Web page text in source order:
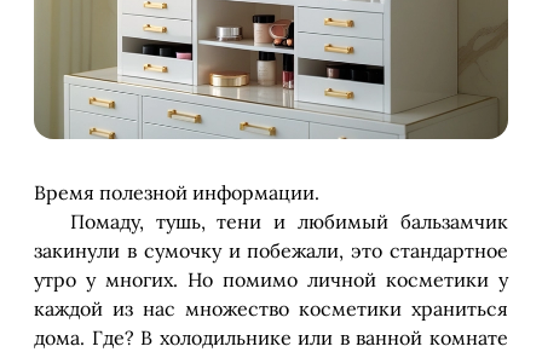
Время полезной информации.
Помаду, тушь, тени и любимый бальзамчик
закинули в сумочку и побежали, это стандартное
утро у многих. Но помимо личной косметики у
каждой из нас множество косметики храниться
дома. Где? В холодильнике или в ванной комнате